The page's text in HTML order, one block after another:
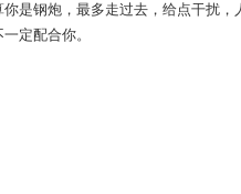
是钢炮，最多走过去，给点干扰，
定配合你。